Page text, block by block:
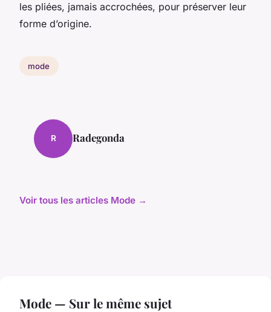
les pliées, jamais accrochées, pour préserver leur
forme d’origine.
mode
R Radegonda
Voir tous les articles Mode →
Mode — Sur le même sujet